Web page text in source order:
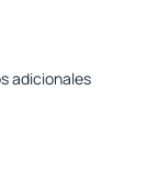
adicionales